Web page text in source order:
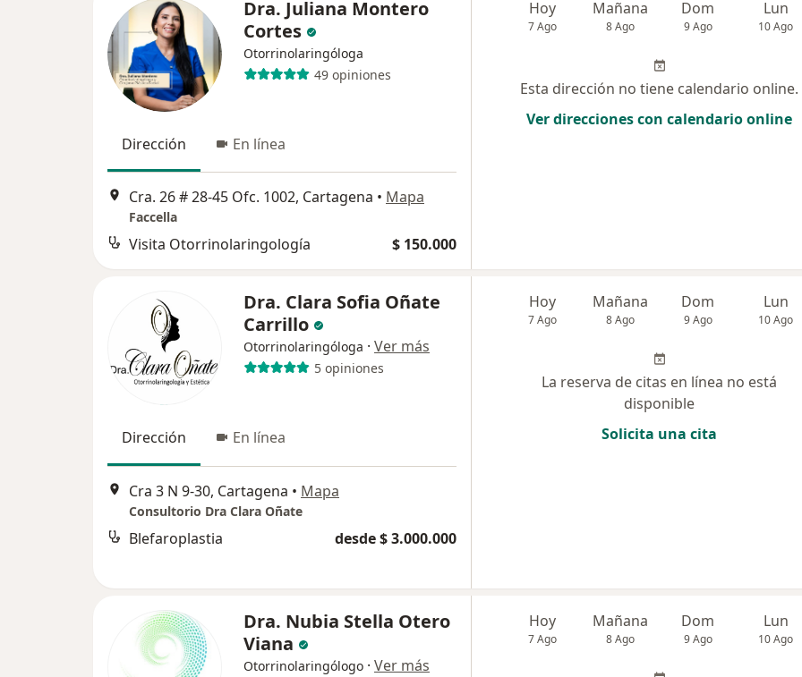
Dra. Juliana Montero
Cortes
Otorrinolaringóloga
49 opiniones
Dirección En línea
Cra. 26 # 28-45 Ofc. 1002, Cartagena • Mapa
Faccella
Visita Otorrinolaringología $ 150.000
Hoy
7 Ago
Mañana
8 Ago
Dom
9 Ago
Lun
10 Ago
Esta dirección no tiene calendario online.
Ver direcciones con calendario online
Dra. Clara Sofia Oñate
Carrillo
Otorrinolaringóloga · Ver más
5 opiniones
Dirección En línea
Cra 3 N 9-30, Cartagena • Mapa
Consultorio Dra Clara Oñate
Blefaroplastia desde $ 3.000.000
Hoy
7 Ago
Mañana
8 Ago
Dom
9 Ago
Lun
10 Ago
La reserva de citas en línea no está
disponible
Solicita una cita
Dra. Nubia Stella Otero
Viana
Otorrinolaringólogo · Ver más
Hoy
7 Ago
Mañana
8 Ago
Dom
9 Ago
Lun
10 Ago